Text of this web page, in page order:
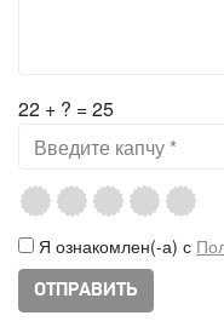
22 + ? = 25
Я ознакомлен(-а) с